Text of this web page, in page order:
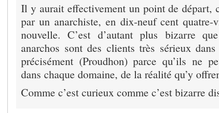
Il y aurait effectivement un point de départ,
par un anarchiste, en dix-neuf cent quatre-
nouvelle. C’est d’autant plus bizarre
anarchos sont des clients très sérieux
précisément (Proudhon) parce qu’ils ne
dans chaque domaine, de la réalité qu’y
Comme c’est curieux comme c’est bizarre